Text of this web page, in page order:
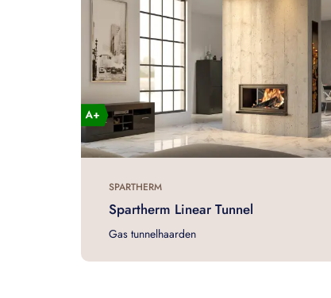
SPARTHERM
Spartherm Linear Tunnel
Gas tunnelhaarden